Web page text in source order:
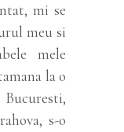
mi se
meu si
mele
la o
s-o